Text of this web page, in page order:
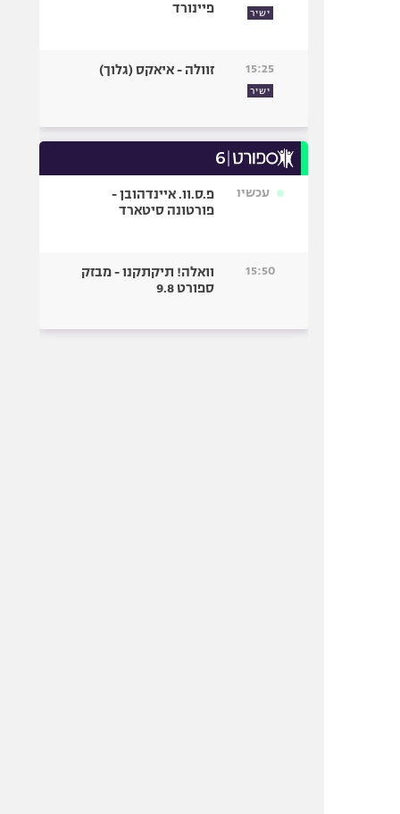
ישיר
פיינורד
15:25
ישיר
זוולה - איאקס (גלוך)
עכשיו
פ.ס.וו. איינדהובן -
פורטונה סיטארד
15:50
וואלה! תיקתקנו - מבזק
ספורט 9.8